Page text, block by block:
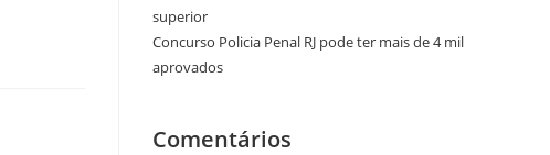
superior
Concurso Policia Penal RJ pode ter mais de 4 mil
aprovados
Comentários